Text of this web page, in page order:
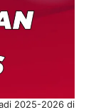
2025-2026 di